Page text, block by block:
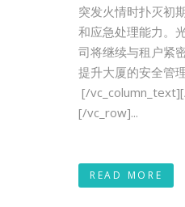
突发火情时扑灭初
和应急处理能力。
司将继续与租户紧
提升大厦的安
[/
[/vc_row]...
READ MORE